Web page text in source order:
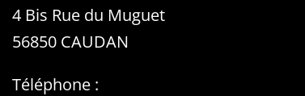
4 Bis Rue du Muguet
56850 CAUDAN
Téléphone :